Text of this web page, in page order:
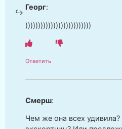
Георг:
))))))))))))))))))))))))))
Ответить
Смерш:
Чем же она всех удивила?